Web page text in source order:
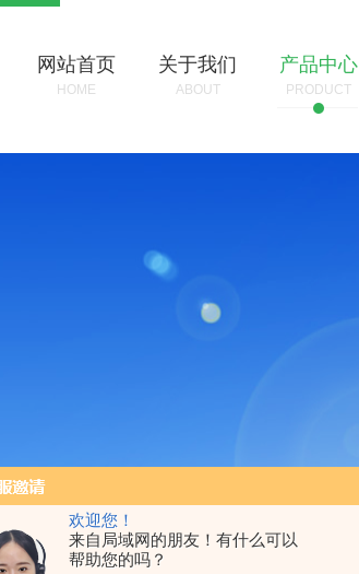
欢迎您！
来自局域网的朋友！有什么可以
帮助您的吗？
网站首页
HOME
关于我们
ABOUT
产品中心
PRODUCT